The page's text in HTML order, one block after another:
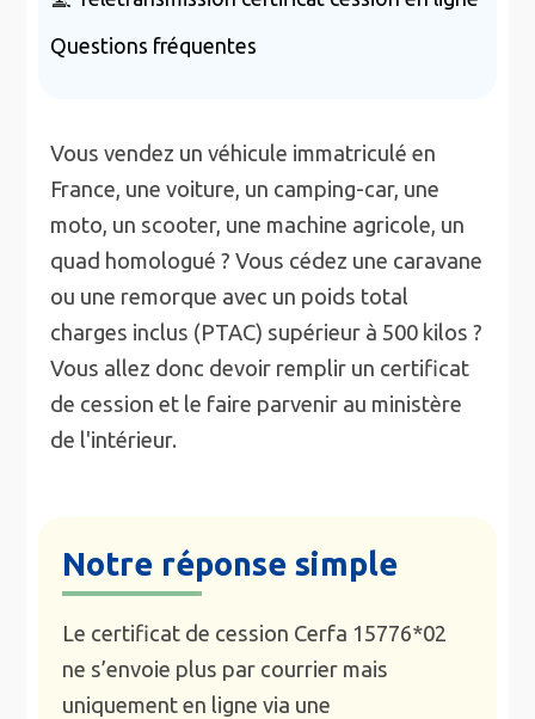
Questions fréquentes
Vous vendez un véhicule immatriculé en
France, une voiture, un camping-car, une
moto, un scooter, une machine agricole, un
quad homologué ? Vous cédez une caravane
ou une remorque avec un poids total
charges inclus (PTAC) supérieur à 500 kilos ?
Vous allez donc devoir remplir un certificat
de cession et le faire parvenir au ministère
de l'intérieur.
Notre réponse simple
Le certificat de cession Cerfa 15776*02
ne s’envoie plus par courrier mais
uniquement en ligne via une